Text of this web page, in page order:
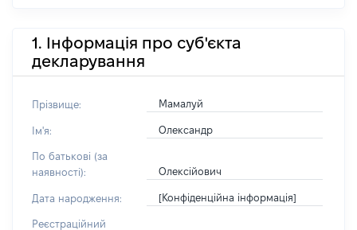
1. Інформація про суб'єкта
декларування
Прізвище: Мамалуй
Ім'я: Олександр
По батькові (за
наявності):
Олексійович
Дата народження: [Конфіденційна інформація]
Реєстраційний